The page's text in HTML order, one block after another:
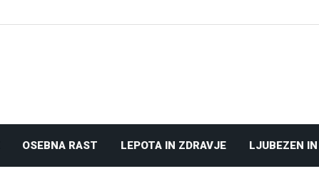
OSEBNA RAST LEPOTA IN ZDRAVJE LJUBEZEN